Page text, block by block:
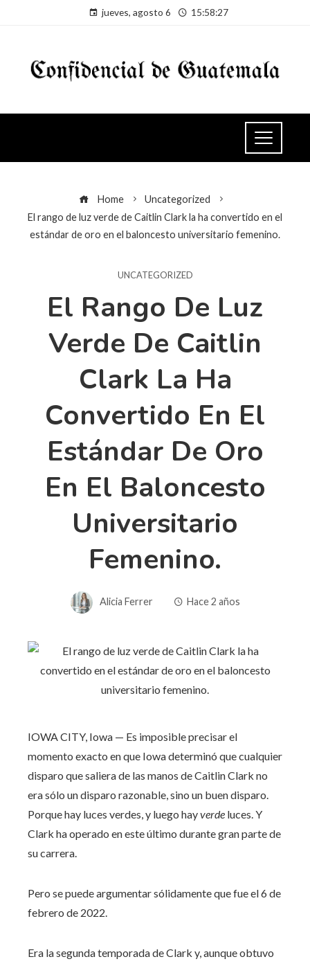
jueves, agosto 6 15:58:28
Home
Uncategorized
El rango de luz verde de Caitlin Clark la ha convertido en el
estándar de oro en el baloncesto universitario femenino.
UNCATEGORIZED
El Rango De Luz
Verde De Caitlin
Clark La Ha
Convertido En El
Estándar De Oro
En El Baloncesto
Universitario
Femenino.
Alicia Ferrer Hace 2 años
IOWA CITY, Iowa — Es imposible precisar el
momento exacto en que Iowa determinó que cualquier
disparo que saliera de las manos de Caitlin Clark no
era sólo un disparo razonable, sino un buen disparo.
Porque hay luces verdes, y luego hayverde luces. Y
Clark ha operado en este último durante gran parte de
su carrera.
Pero se puede argumentar sólidamente que fue el 6 de
febrero de 2022.
Era la segunda temporada de Clark y, aunque obtuvo